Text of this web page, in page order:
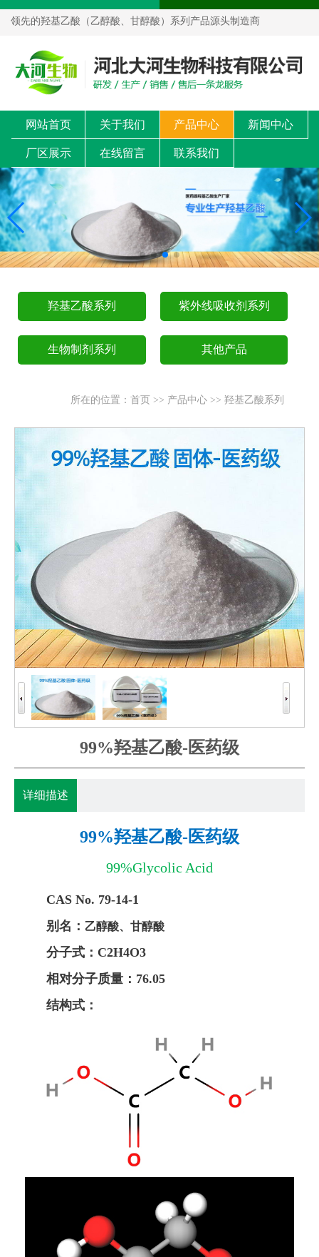
领先的羟基乙酸（乙醇酸、甘醇酸）系列产品源头制造商
网站首页 关于我们 产品中心 新闻中心
厂区展示 在线留言 联系我们
羟基乙酸系列 紫外线吸收剂系列
生物制剂系列 其他产品
所在的位置： 首页 >> 产品中心>> 羟基乙酸系列
99%羟基乙酸-医药级
详细描述
99%羟基乙酸-医药级
99%Glycolic Acid
CAS No. 79-14-1
别名： 乙醇酸、甘醇酸
分子式：C2H4O3
相对分子质量：76.05
结构式：